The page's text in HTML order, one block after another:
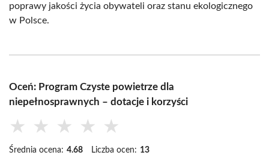
poprawy jakości życia obywateli oraz stanu ekologicznego
w Polsce.
Oceń: Program Czyste powietrze dla
niepełnosprawnych – dotacje i korzyści
★ ★ ★ ★ ★
Średnia ocena: 4.68 Liczba ocen: 13